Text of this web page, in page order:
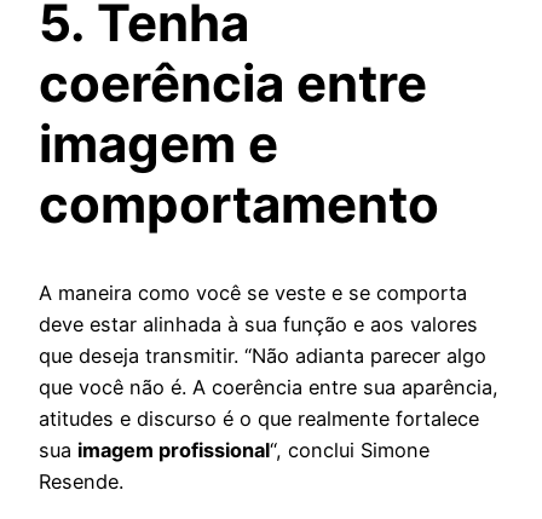
5. Tenha
coerência entre
imagem e
comportamento
A maneira como você se veste e se comporta
deve estar alinhada à sua função e aos valores
que deseja transmitir. “Não adianta parecer algo
que você não é. A coerência entre sua aparência,
atitudes e discurso é o que realmente fortalece
sua imagem profissional“, conclui Simone
Resende.